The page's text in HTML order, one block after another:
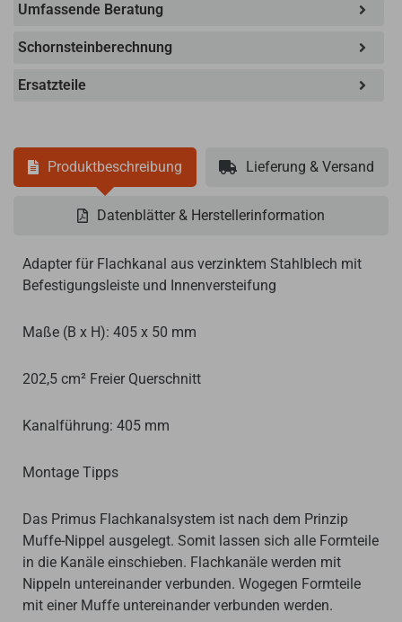
Umfassende Beratung
Schornsteinberechnung
Ersatzteile
Produktbeschreibung Lieferung & Versand
Datenblätter & Herstellerinformation
Adapter für Flachkanal aus verzinktem Stahlblech mit
Befestigungsleiste und Innenversteifung
Maße (B x H): 405 x 50 mm
202,5 cm² Freier Querschnitt
Kanalführung: 405 mm
Montage Tipps
Das Primus Flachkanalsystem ist nach dem Prinzip
Muffe-Nippel ausgelegt. Somit lassen sich alle Formteile
in die Kanäle einschieben. Flachkanäle werden mit
Nippeln untereinander verbunden. Wogegen Formteile
mit einer Muffe untereinander verbunden werden.